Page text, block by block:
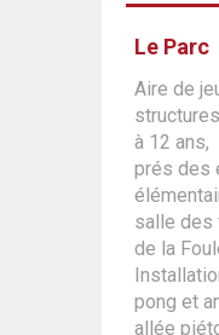
Le Parc
Aire de
à 12 ans,
prés des
salle des
de la
pong et
allée